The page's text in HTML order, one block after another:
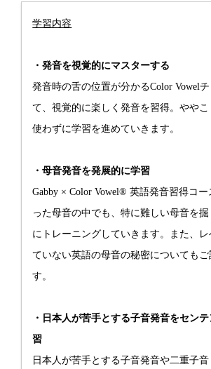
学習内容
・発音を視覚的にマスターする
発音時の舌の位置が分かるColor Vowel
て、視覚的に楽しく発音を習得。やや
使わずに学習を進めていきます。
・母音発音を発展的に学習
Gabby × Color Vowel® 英語発音習得コ
った母音の中でも、特に難しい母音を
にトレーニングしていきます。また、
ていない英語の母音の秘密についてもご
す。
・日本人が苦手とする子音発音をセン
習
日本人が苦手とする子音発音や二重子